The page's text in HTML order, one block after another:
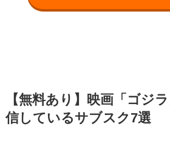
【無料あり】映画「ゴジ
信しているサブスク7選